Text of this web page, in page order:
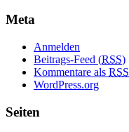
Meta
Anmelden
Beitrags-Feed (RSS)
Kommentare als RSS
WordPress.org
Seiten